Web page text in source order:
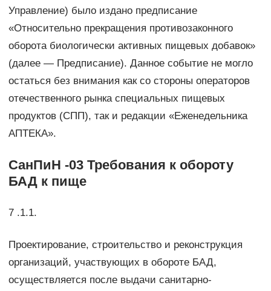
Управление) было издано предписание
«Относительно прекращения противозаконного
оборота биологически активных пищевых добавок»
(далее — Предписание). Данное событие не могло
остаться без внимания как со стороны операторов
отечественного рынка специальных пищевых
продуктов (СПП), так и редакции «Еженедельника
АПТЕКА».
СанПиН -03 Требования к обороту
БАД к пище
7 .1.1.
Проектирование, строительство и реконструкция
организаций, участвующих в обороте БАД,
осуществляется после выдачи санитарно-